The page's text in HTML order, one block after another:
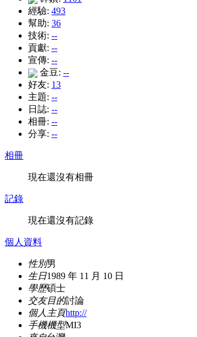
經驗: 493
幫助: 36
技術: --
貢獻: --
宣傳: --
金豆: --
好友: 13
主題: --
日誌: --
相冊: --
分享: --
相冊
現在還沒有相冊
記錄
現在還沒有記錄
個人資料
性別男
生日1989 年 11 月 10 日
學歷碩士
交友目的討論
個人主頁http://
手機機型MI3